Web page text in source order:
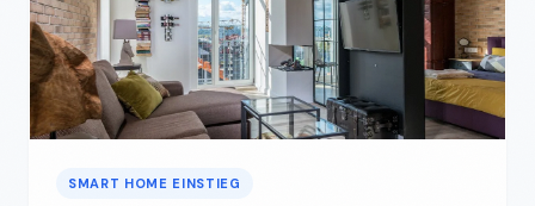
SMART HOME EINSTIEG